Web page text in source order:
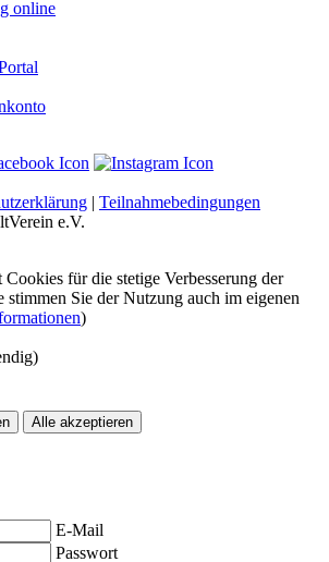
online
| Teilnahmebedingungen
e.V.
Cookies für die stetige Verbesserung der
Sie der Nutzung auch im eigenen
)
Alle akzeptieren
E-Mail
Passwort